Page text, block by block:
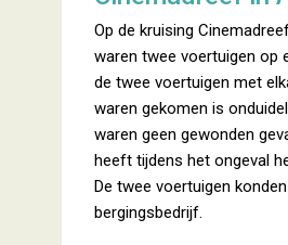
Op de kruising
waren twee voertuigen op
de twee voertuigen met
waren gekomen is
waren geen gewonden
heeft tijdens het ongeval
De twee voertuigen
bergingsbedrijf.